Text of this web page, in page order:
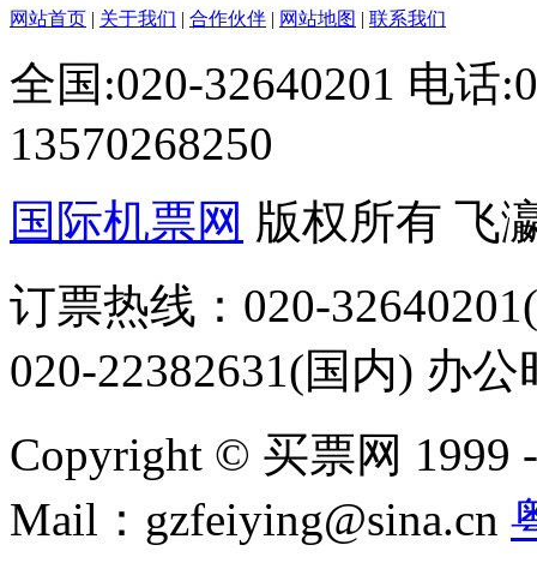
网站首页 | 关于我们 | 合作伙伴 | 网站地图 | 联系我们
全国:020-32640201 电话
13570268250
国际机票网 版权所有 飞
订票热线：020-
020-22382631(国内) 办
Copyright © 买票网 1999
Mail：gzfeiying@sina.cn